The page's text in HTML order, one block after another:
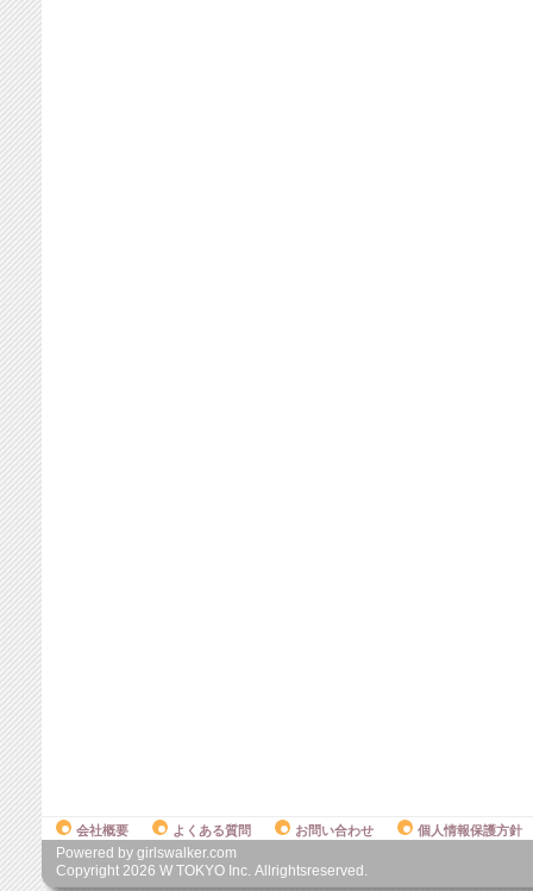
会社概要 よくある質問 お問い合わせ 個人情報保護方針
Powered by girlswalker.com
Copyright 2026 W TOKYO Inc. Allrightsreserved.